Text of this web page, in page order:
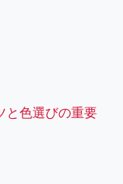
と色選びの重要